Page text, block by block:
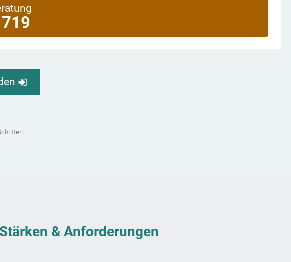
& Anforderungen